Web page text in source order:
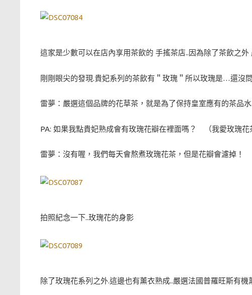
這家是少數可以在店內享用茶飲的 手搖茶店..因為除了茶飲之
剛剛眼尖的發現.貴妃系列的茶飲有＂玫瑰＂所以玫瑰是…還沒
雷夢：嚴選這個品牌的花草茶，就是為了保持皇室應有的茶品水
PA: 如果我點貴妃熟成會有玫瑰花瓣在裡面嗎？ （我愛玫瑰花
雷夢：沒有喔，我們每天會熬煮玫瑰花茶，但是花瓣會濾掉！
拍照紀念一下..玫瑰花的身影
除了玫瑰花系列之外.這邊也有薰衣熟成..嚴選法國普羅旺斯有機